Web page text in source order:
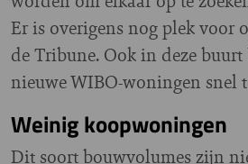
Er is overigens nog plek voor
de Tribune. Ook in deze
nieuwe WIBO-woningen snel
Weinig koopwoningen
Dit soort bouwvolumes zijn